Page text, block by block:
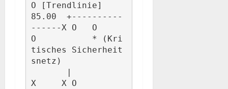
O [Trendlinie]
85.00  +----------
------X O   O
O           * (Kri
tisches Sicherheit
snetz)
       |
X     X O